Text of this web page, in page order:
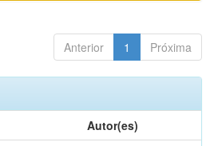
Anterior 1 Próxima
Autor(es)